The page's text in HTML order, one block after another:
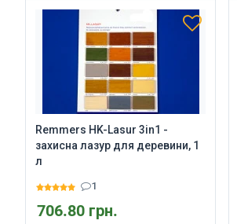
Remmers HK-Lasur 3in1 -
захисна лазур для деревини, 1
л
706.80 грн.
1